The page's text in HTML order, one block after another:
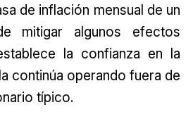
de inflación mensual de un
mitigar algunos efectos
la confianza en la
continúa operando fuera de
típico.